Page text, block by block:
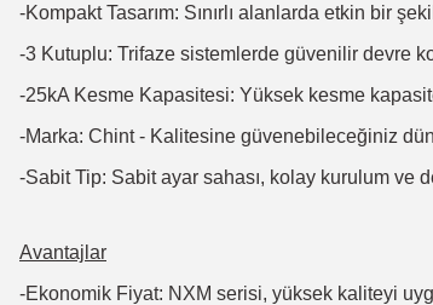
-Kompakt Tasarım: Sınırlı alanlarda etkin bir
-3 Kutuplu: Trifaze sistemlerde güvenilir devre
-25kA Kesme Kapasitesi: Yüksek kesme
-Marka: Chint - Kalitesine güvenebileceğiniz
-Sabit Tip: Sabit ayar sahası, kolay kurulum ve
Avantajlar
-Ekonomik Fiyat: NXM serisi, yüksek kaliteyi